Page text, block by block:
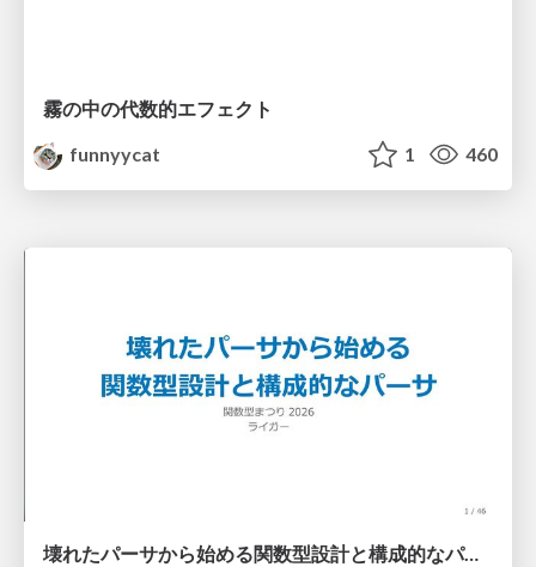
霧の中の代数的エフェクト
funnyycat
1 460
壊れたパーサから始める関数型設計と構成的なパーサ #fp_matsuri